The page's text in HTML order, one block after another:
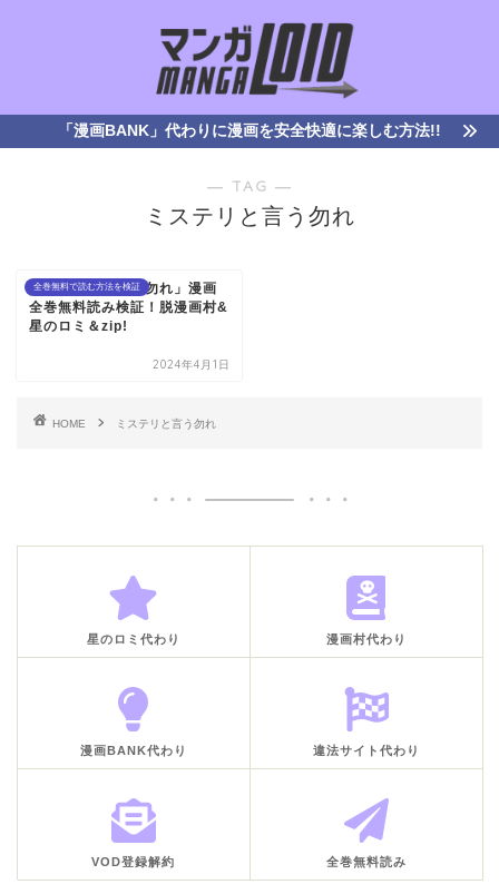
「漫画BANK」代わりに漫画を安全快適に楽しむ方法!!
― TAG ―
ミステリと言う勿れ
全巻無料で読む方法を検証
「ミステリと言う勿れ」漫画
全巻無料読み検証！脱漫画村&
星のロミ＆zip!
2024年4月1日
HOME ミステリと言う勿れ
星のロミ代わり 漫画村代わり
漫画BANK代わり 違法サイト代わり
VOD登録解約 全巻無料読み